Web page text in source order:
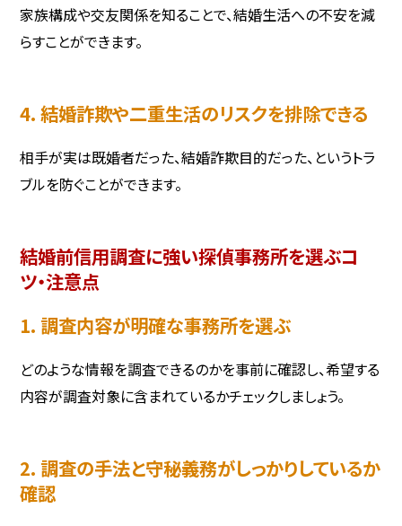
家族構成や交友関係を知ることで、結婚生活への不安を減
らすことができます。
4. 結婚詐欺や二重生活のリスクを排除できる
相手が実は既婚者だった、結婚詐欺目的だった、というトラ
ブルを防ぐことができます。
結婚前信用調査に強い探偵事務所を選ぶコ
ツ・注意点
1. 調査内容が明確な事務所を選ぶ
どのような情報を調査できるのかを事前に確認し、希望する
内容が調査対象に含まれているかチェックしましょう。
2. 調査の手法と守秘義務がしっかりしているか
確認